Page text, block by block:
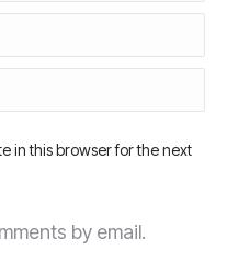
in this browser for the next
by email.